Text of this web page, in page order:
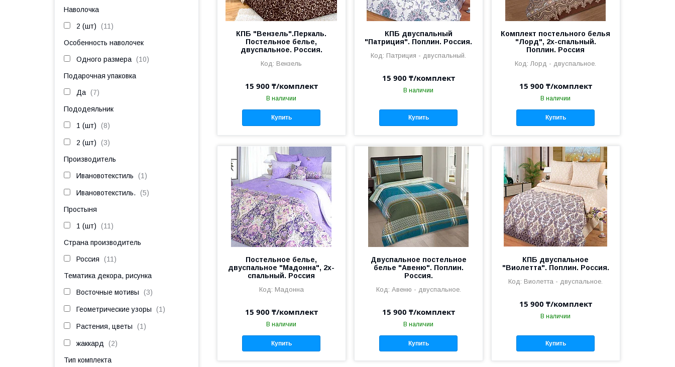
КПБ "Вензель".Перкаль.
Постельное белье,
двуспальное. Россия.
Вензель
15 900 ₸/комплект
В наличии
Купить
КПБ двуспальный
"Патриция". Поплин. Россия.
Патриция - двуспальный.
15 900 ₸/комплект
В наличии
Купить
Комплект постельного белья
"Лорд", 2х-спальный.
Поплин. Россия
Лорд - двуспальное.
15 900 ₸/комплект
В наличии
Купить
Постельное белье,
двуспальное "Мадонна", 2х-
спальный. Россия
Мадонна
15 900 ₸/комплект
В наличии
Купить
Двуспальное постельное
белье "Авеню". Поплин.
Россия.
Авеню - двуспальное.
15 900 ₸/комплект
В наличии
Купить
КПБ двуспальное
"Виолетта". Поплин. Россия.
Виолетта - двуспальное.
15 900 ₸/комплект
В наличии
Купить
Наволочка
2 (шт) 11
Особенность наволочек
Одного размера 10
Подарочная упаковка
Да 7
Пододеяльник
1 (шт) 8
2 (шт) 3
Производитель
Ивановотекстиль 1
Ивановотекстиль. 5
Простыня
1 (шт) 11
Страна производитель
Россия 11
Тематика декора, рисунка
Восточные мотивы 3
Геометрические узоры 1
Растения, цветы 1
жаккард 2
Тип комплекта